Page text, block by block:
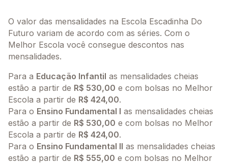
O valor das mensalidades na Escola Escadinha Do
Futuro variam de acordo com as séries. Com o
Melhor Escola você consegue descontos nas
mensalidades.
Para a Educação Infantil as mensalidades cheias
estão a partir de R$ 530,00 e com bolsas no Melhor
Escola a partir de R$ 424,00.
Para o Ensino Fundamental I as mensalidades cheias
estão a partir de R$ 530,00 e com bolsas no Melhor
Escola a partir de R$ 424,00.
Para o Ensino Fundamental II as mensalidades cheias
estão a partir de R$ 555,00 e com bolsas no Melhor